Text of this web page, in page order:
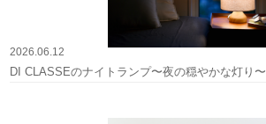
2026.06.12
DI CLASSEのナイトランプ〜夜の穏やかな灯り〜